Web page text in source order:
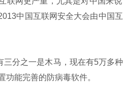
中国互联网安全大会由中国
分之一是木马，现在有5万多
能完善的防病毒软件。